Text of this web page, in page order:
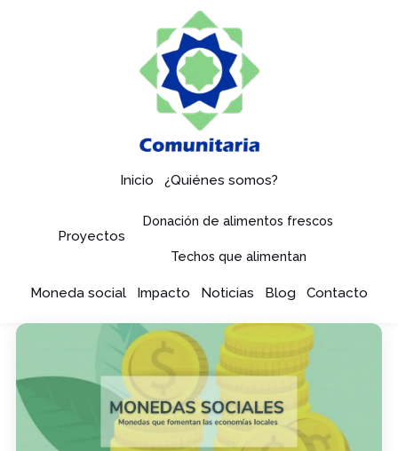
Inicio ¿Quiénes somos?
Proyectos
Donación de alimentos frescos
Techos que alimentan
Moneda social Impacto Noticias Blog Contacto